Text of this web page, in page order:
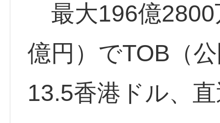
最大196億2800
億円）でTOB（
13.5香港ドル、